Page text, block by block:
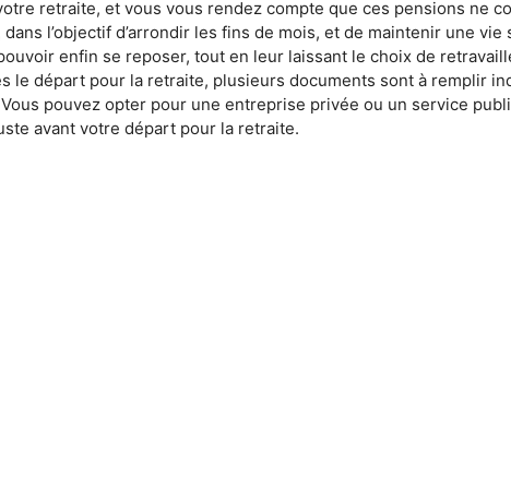
retraite, et vous vous rendez compte que ces pensions ne
l’objectif d’arrondir les fins de mois, et de maintenir une vie
enfin se reposer, tout en leur laissant le choix de
départ pour la retraite, plusieurs documents sont à remplir
pouvez opter pour une entreprise privée ou un service
avant votre départ pour la retraite.